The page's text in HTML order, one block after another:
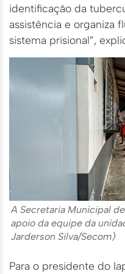
identificação da
assistência e organiza
sistema prisional”,
A Secretaria Municipal
apoio da equipe da
Jarderson Silva/Secom)
Para o presidente do